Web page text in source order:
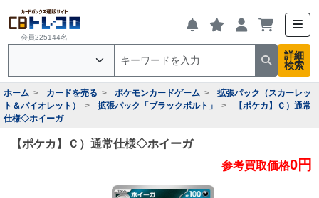
会員225144名
詳細
検索
ホーム カードを売る ポケモンカードゲーム
拡張パック（スカーレッ
ト＆バイオレット）
拡張パック「ブラックボルト」
【ポケカ】Ｃ）通常
仕様◇ホイーガ
【ポケカ】Ｃ）通常仕様◇ホイーガ
参考買取価格0円